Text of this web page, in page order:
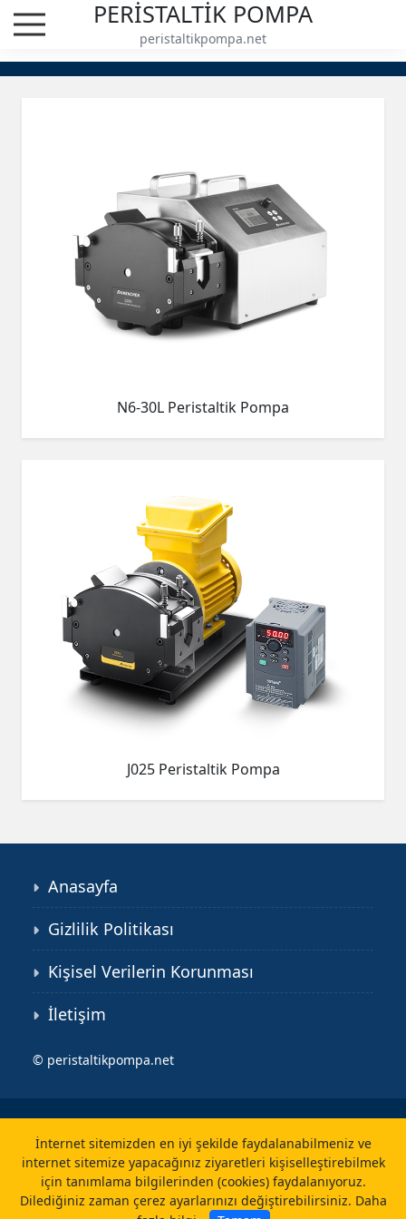
PERİSTALTİK POMPA
peristaltikpompa.net
Batch Transmission Peristaltik
N6-30L Peristaltik Pompa
J025 Peristaltik Pompa
Anasayfa
Gizlilik Politikası
Kişisel Verilerin Korunması
İletişim
© peristaltikpompa.net
İnternet sitemizden en iyi şekilde faydalanabilmeniz ve
internet sitemize yapacağınız ziyaretleri kişiselleştirebilmek
için tanımlama bilgilerinden (cookies) faydalanıyoruz.
Dilediğiniz zaman çerez ayarlarınızı değiştirebilirsiniz. Daha